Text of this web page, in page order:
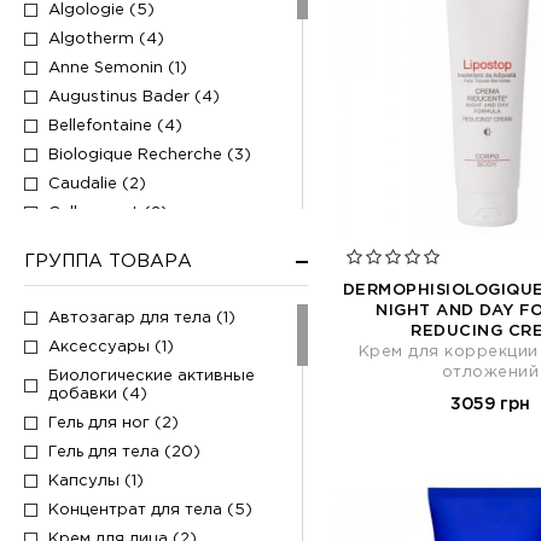
Algologie (5)
Algotherm (4)
Anne Semonin (1)
Augustinus Bader (4)
Bellefontaine (4)
Biologique Recherche (3)
Caudalie (2)
Cellcosmet (2)
Cosmedix (1)
(6)
Davroe (1)
Declare (1)
Derma Series (1)
Dermophisiologique (17)
DMK (1)
Dr. Barbara Sturm (2)
Dr. Spiller (2)
ГРУППА ТОВАРА
Автозагар для тела (1)
Аксессуары (1)
Биологические активные
добавки (4)
Гель для ног (2)
Гель для тела (20)
Капсулы (1)
Концентрат для тела (5)
NIGHT AND DAY
REDUCING
Крем для
отложений
3059 грн